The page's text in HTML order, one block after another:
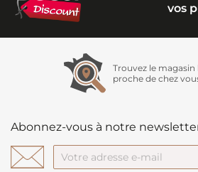
vos
Trouvez le magasin
proche de chez
Abonnez-vous à notre